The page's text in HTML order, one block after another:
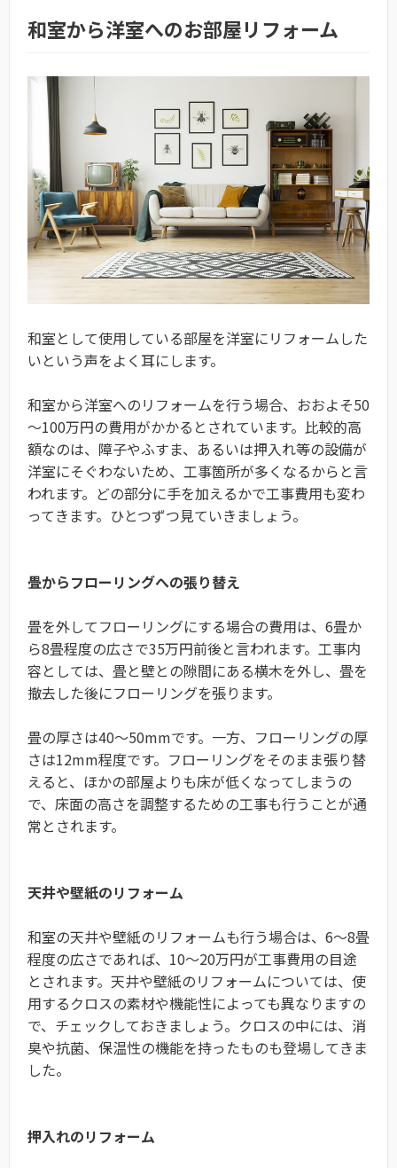
和室から洋室へのお部屋リフォーム
和室として使用している部屋を洋室にリフォームした
いという声をよく耳にします。
和室から洋室へのリフォームを行う場合、おおよそ50
～100万円の費用がかかるとされています。比較的高
額なのは、障子やふすま、あるいは押入れ等の設備が
洋室にそぐわないため、工事箇所が多くなるからと言
われます。どの部分に手を加えるかで工事費用も変わ
ってきます。ひとつずつ見ていきましょう。
畳からフローリングへの張り替え
畳を外してフローリングにする場合の費用は、6畳か
ら8畳程度の広さで35万円前後と言われます。工事内
容としては、畳と壁との隙間にある横木を外し、畳を
撤去した後にフローリングを張ります。
畳の厚さは40～50mmです。一方、フローリングの厚
さは12mm程度です。フローリングをそのまま張り替
えると、ほかの部屋よりも床が低くなってしまうの
で、床面の高さを調整するための工事も行うことが通
常とされます。
天井や壁紙のリフォーム
和室の天井や壁紙のリフォームも行う場合は、6～8畳
程度の広さであれば、10～20万円が工事費用の目途
とされます。天井や壁紙のリフォームについては、使
用するクロスの素材や機能性によっても異なりますの
で、チェックしておきましょう。クロスの中には、消
臭や抗菌、保温性の機能を持ったものも登場してきま
した。
押入れのリフォーム